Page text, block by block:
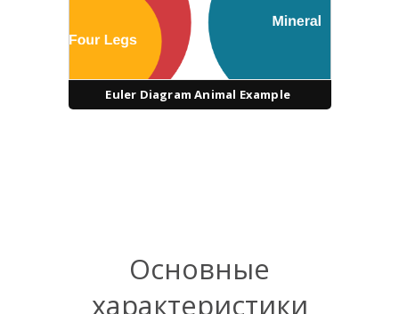
Euler Diagram Animal Example
Основные
характеристики